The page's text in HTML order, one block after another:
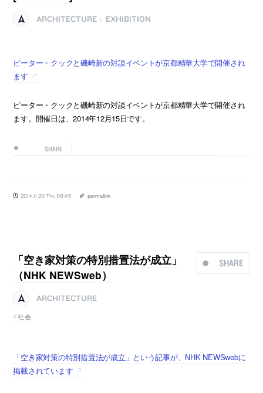
ARCHITECTURE EXHIBITION
ピーター・クックと磯崎新の対談イベントが京都精華大学で開催され
ます
ピーター・クックと磯崎新の対談イベントが京都精華大学で開催され
ます。開催日は、2014年12月15日です。
SHARE
2014.11.20 Thu 09:45 permalink
SHARE
「空き家対策の特別措置法が成立」
（NHK NEWSweb）
ARCHITECTURE
社会
「空き家対策の特別措置法が成立」という記事が、NHK NEWSwebに
掲載されています